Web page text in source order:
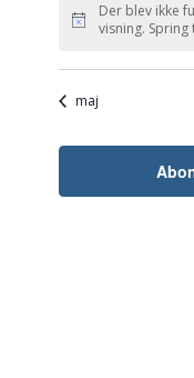
Notice
Der blev ikke
visning.
maj